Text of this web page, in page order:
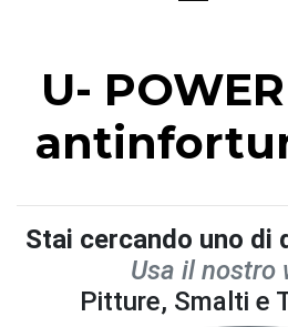
U-
Stai cercando uno di
Usa il nostro
Pitture, Smalti e